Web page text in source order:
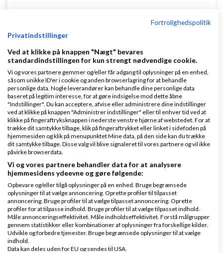
Lav gratis bruger på Dinero i dag
www.dinero.dk
Nye ekspertblog-indlæg om Start af virksomhed
Hvordan holder man gejsten oppe som ny iværksætter?
afMikkel Birlø |3.492 visninger |2 kommentarer
At være ny iværksætter kan være en både
spændende og udfordrende rejse. Den frihed og
kreativitet, som følger med at starte egen
virksomhed, er det som mange jagter, men samtidig
er der også mange bar...
Fortrolighedspolitik
Privatindstillinger
Ved at klikke på knappen "Nægt" bevares
standardindstillingen for kun strengt nødvendige cookie.
Vi og vores partnere gemmer og/eller får adgang til oplysninger på en enhed,
såsom unikke ID'er i cookie og anden browserlagring for at behandle
personlige data. Nogle leverandører kan behandle dine personlige data
baseret på legitim interesse, for at gøre indsigelse mod dette åbne
"Indstillinger". Du kan acceptere, afvise eller administrere dine indstillinger
ved at klikke på knappen "Administrer indstillinger" eller til enhver tid ved at
klikke på fingeraftryksknappen i nederste venstre hjørne af webstedet. For at
trække dit samtykke tilbage, klik på fingeraftrykket eller linket i sidefoden på
hjemmesiden og klik på menupunktet Mine data, på den side kan du trække
dit samtykke tilbage. Disse valg vil blive signaleret til vores partnere og vil ikke
påvirke browserdata.
Vi og vores partnere behandler data for at analysere
hjemmesidens ydeevne og gøre følgende:
Opbevare og/eller tilgå oplysninger på en enhed. Bruge begrænsede
oplysninger til at vælge annoncering. Oprette profiler til tilpasset
annoncering. Bruge profiler til at vælge tilpasset annoncering. Oprette
profiler for at tilpasse indhold. Bruge profiler til at vælge tilpasset indhold.
Måle annonceringseffektivitet. Måle indholdseffektivitet. Forstå målgrupper
gennem statistikker eller kombinationer af oplysninger fra forskellige kilder.
Udvikle og forbedre tjenester. Bruge begrænsede oplysninger til at vælge
indhold.
Data kan deles uden for EU og sendes til USA.